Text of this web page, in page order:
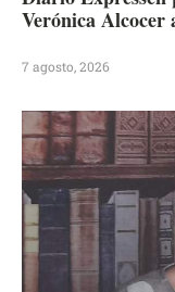
Verónica Alcocer
7 agosto, 2026